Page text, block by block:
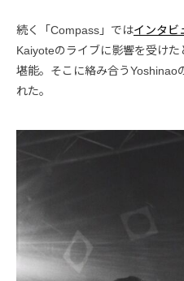
続く「Compass」ではインタビ
Kaiyoteのライブに影響を受け
堪能。そこに絡み合うYoshinao
れた。